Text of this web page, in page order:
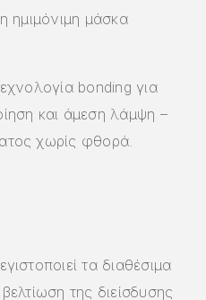
ημιμόνιμη μάσκα
bonding για
και άμεση λάμψη –
χωρίς φθορά.
τα διαθέσιμα
της διείσδυσης